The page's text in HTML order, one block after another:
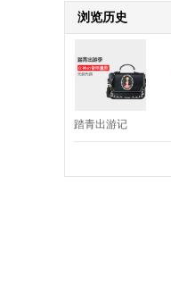
浏览历史
踏青出游记